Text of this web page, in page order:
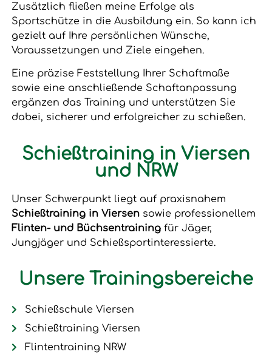
Zusätzlich fließen meine Erfolge als
Sportschütze in die Ausbildung ein. So kann ich
gezielt auf Ihre persönlichen Wünsche,
Voraussetzungen und Ziele eingehen.
Eine präzise Feststellung Ihrer Schaftmaße
sowie eine anschließende Schaftanpassung
ergänzen das Training und unterstützen Sie
dabei, sicherer und erfolgreicher zu schießen.
Schießtraining in Viersen
und NRW
Unser Schwerpunkt liegt auf praxisnahem
Schießtraining in Viersensowie professionellem
Flinten- und Büchsentrainingfür Jäger,
Jungjäger und Schießsportinteressierte.
Unsere Trainingsbereiche
Schießschule Viersen
Schießtraining Viersen
Flintentraining NRW